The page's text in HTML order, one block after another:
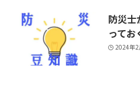
防災士
ってお
2024年2